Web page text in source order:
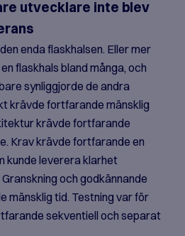
utvecklare inte blev
enda flaskhalsen. Eller mer
flaskhals bland många, och
synliggjorde de andra
krävde fortfarande mänsklig
krävde fortfarande
Krav krävde fortfarande en
kunde leverera klarhet
och godkännande
mänsklig tid. Testning var för
sekventiell och separat